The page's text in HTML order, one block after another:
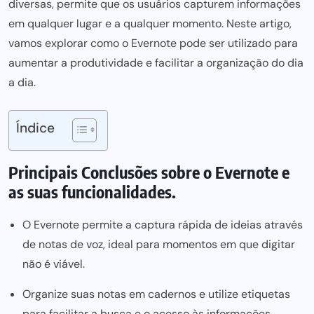
diversas, permite que os usuários capturem informações
em qualquer lugar e a qualquer momento. Neste artigo,
vamos explorar como o Evernote pode ser utilizado para
aumentar a produtividade e facilitar a organização do dia
a dia.
Índice
Principais Conclusões sobre o Evernote e
as suas funcionalidades.
O Evernote permite a captura rápida de ideias através
de notas de voz, ideal para momentos em que digitar
não é viável.
Organize suas notas em cadernos e utilize etiquetas